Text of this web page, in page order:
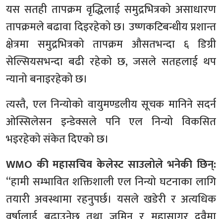
यस सतही तापक्रम वृद्धिलाई समुद्रभित्रको असाधारण
तापक्रमले बढावा दिइरहेको छ। उष्णकटिबन्धीय प्रशान्त
क्षेत्रमा समुद्रभित्रको तापक्रम औसतभन्दा ६ डिग्री
सेल्सियसभन्दा बढी रहेको छ, जसले सतहलाई थप
न्यानो बनाइरहेको छ।
त्यस्तै, एल निन्योको वायुमण्डलीय सूचक मानिने सदर्न
ओस्सिलेसन इन्डेक्सले पनि एल निन्यो विकसित
भइरहेको संकेत दिएको छ।
WMO की महासचिव केलेस्ट साउलोले भनेकी छिन्:
“हामी सम्भावित शक्तिशाली एल निन्यो घटनाका लागि
तयारी अवस्थामा रहनुपर्छ। यसले खडेरी र अत्यधिक